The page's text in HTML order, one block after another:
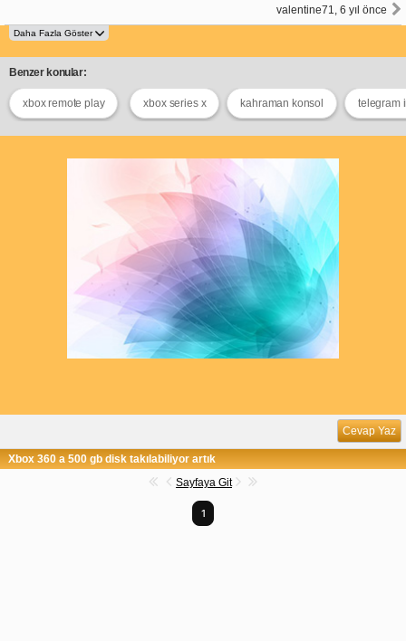
valentine71, 6 yıl önce
Benzer konular:
xbox remote play xbox series x kahraman konsol telegram
Cevap Yaz
Xbox 360 a 500 gb disk takılabiliyor artık
Sayfaya Git
1